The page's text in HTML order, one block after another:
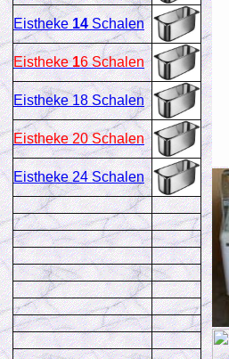
Eistheke14Schalen
Eistheke16 Schalen
Eistheke 18 Schalen
Eistheke 20 Schalen
Eistheke 24 Schalen